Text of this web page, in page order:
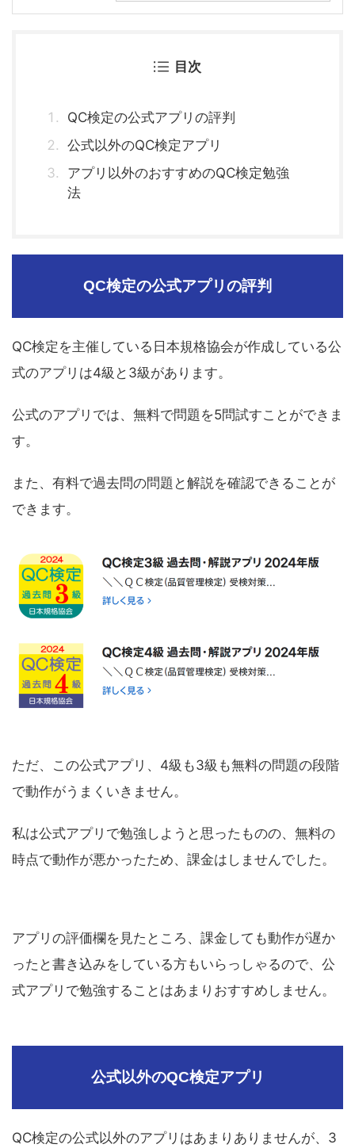
目次
QC検定の公式アプリの評判
公式以外のQC検定アプリ
アプリ以外のおすすめのQC検定勉強
法
QC検定の公式アプリの評判
QC検定を主催している日本規格協会が作成している公
式のアプリは4級と3級があります。
公式のアプリでは、無料で問題を5問試すことができま
す。
また、有料で過去問の問題と解説を確認できることが
できます。
ただ、この公式アプリ、4級も3級も無料の問題の段階
で動作がうまくいきません。
私は公式アプリで勉強しようと思ったものの、無料の
時点で動作が悪かったため、課金はしませんでした。
アプリの評価欄を見たところ、課金しても動作が遅か
ったと書き込みをしている方もいらっしゃるので、公
式アプリで勉強することはあまりおすすめしません。
公式以外のQC検定アプリ
QC検定の公式以外のアプリはあまりありませんが、3